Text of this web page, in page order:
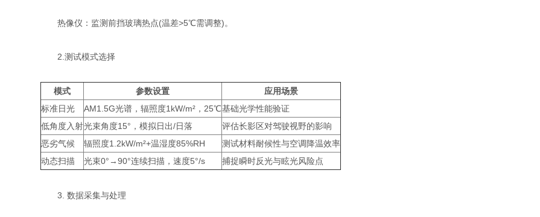
​热像仪：监测前挡玻璃热点(温差>5℃需调整)。
2.测试模式选择​
模式​ ​参数设置​
​应用场景​
标准日光
AM1.5G光谱，辐照度1kW/m²，25℃基础光学性能验证
低角度入射光束角度15°，模拟日出/日落
评估长影区对驾驶视野的影响
恶劣气候
辐照度1.2kW/m²+温湿度85%RH
测试材料耐候性与空调降温效率
动态扫描
光束0°→90°连续扫描，速度5°/s 捕捉瞬时反光与眩光风险点
3. 数据采集与处理​